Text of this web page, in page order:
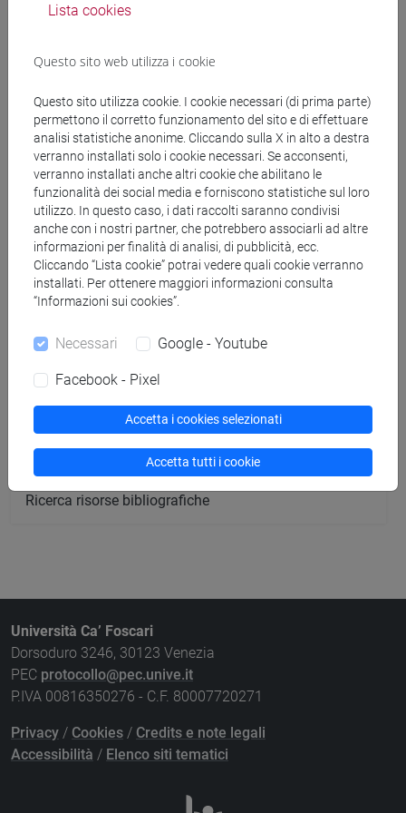
segui il feed
Cerca nel sito
Ricerca persone
Ricerca insegnamenti
Ricerca strutture
Ricerca pubblicazioni
Ricerca risorse bibliografiche
Università Ca’ Foscari
Dorsoduro 3246, 30123 Venezia
PEC protocollo@pec.unive.it
P.IVA 00816350276 - C.F. 80007720271
Privacy / Cookies / Credits e note legali
Accessibilità / Elenco siti tematici
Lista cookies
Questo sito web utilizza i cookie
Questo sito utilizza cookie. I cookie necessari (di prima parte)
permettono il corretto funzionamento del sito e di effettuare
analisi statistiche anonime. Cliccando sulla X in alto a destra
verranno installati solo i cookie necessari. Se acconsenti,
verranno installati anche altri cookie che abilitano le
funzionalità dei social media e forniscono statistiche sul loro
utilizzo. In questo caso, i dati raccolti saranno condivisi
anche con i nostri partner, che potrebbero associarli ad altre
informazioni per finalità di analisi, di pubblicità, ecc.
Cliccando “Lista cookie” potrai vedere quali cookie verranno
installati. Per ottenere maggiori informazioni consulta
“Informazioni sui cookies”.
Necessari Google - Youtube
Facebook - Pixel
Accetta i cookies selezionati
Accetta tutti i cookie